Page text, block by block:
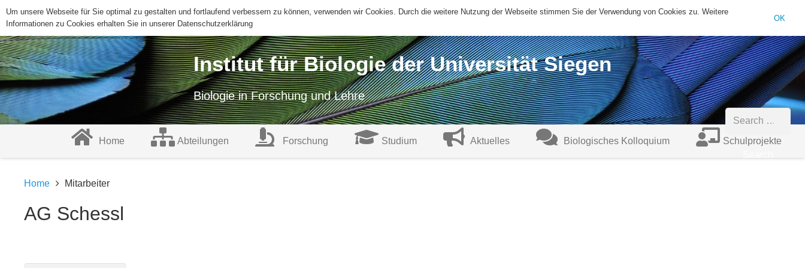
sekretariat@biologie.uni-siegen.de +49 (0)271/740-4546
Institut für Biologie der Universität Siegen
Biologie in Forschung und Lehre
Home Abteilungen Forschung Studium Aktuelles Biologisches Kolloquium Schulprojekte
Search
Home Mitarbeiter
AG Schessl
Um unsere Webseite für Sie optimal zu gestalten und fortlaufend verbessern zu können, verwenden wir Cookies. Durch die weitere Nutzung der Webseite stimmen Sie der Verwendung von Cookies zu. Weitere
Informationen zu Cookies erhalten Sie in unserer Datenschutzerklärung
OK